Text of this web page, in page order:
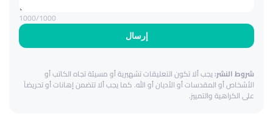
إرسال
1000/1000
شروط النشر:يجب ألا تكون التعليقات تشهيرية أو مسيئة تجاه الكاتب أو
الأشخاص أو المقدسات أو الأديان أو الله. كما يجب ألا تتضمن إهانات أو تحريضاً
على الكراهية والتمييز.